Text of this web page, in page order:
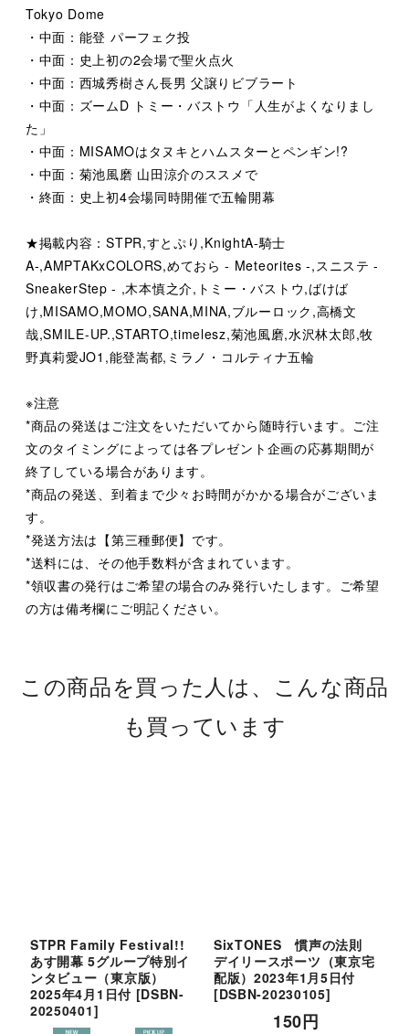
Tokyo Dome
・中面：能登 パーフェク投
・中面：史上初の2会場で聖火点火
・中面：西城秀樹さん長男 父譲りビブラート
・中面：ズームD トミー・バストウ「人生がよくなりまし
た」
・中面：MISAMOはタヌキとハムスターとペンギン!?
・中面：菊池風磨 山田涼介のススメで
・終面：史上初4会場同時開催で五輪開幕
★掲載内容：STPR,すとぷり,KnightA-騎士
A-,AMPTAKxCOLORS,めておら - Meteorites -,スニステ -
SneakerStep - ,木本慎之介,トミー・バストウ,ばけば
け,MISAMO,MOMO,SANA,MINA,ブルーロック,高橋文
哉,SMILE-UP.,STARTO,timelesz,菊池風磨,水沢林太郎,牧
野真莉愛JO1,能登嵩都,ミラノ・コルティナ五輪
※注意
*商品の発送はご注文をいただいてから随時行います。ご注
文のタイミングによっては各プレゼント企画の応募期間が
終了している場合があります。
*商品の発送、到着まで少々お時間がかかる場合がございま
す。
*発送方法は【第三種郵便】です。
*送料には、その他手数料が含まれています。
*領収書の発行はご希望の場合のみ発行いたします。ご希望
の方は備考欄にご明記ください。
この商品を買った人は、こんな商品
も買っています
STPR Family Festival!!
あす開幕 5グループ特別イ
ンタビュー（東京版）
2025年4月1日付 [DSBN-
20250401]
SixTONES 慣声の法則
デイリースポーツ（東京宅
配版）2023年1月5日付
[DSBN-20230105]
150円